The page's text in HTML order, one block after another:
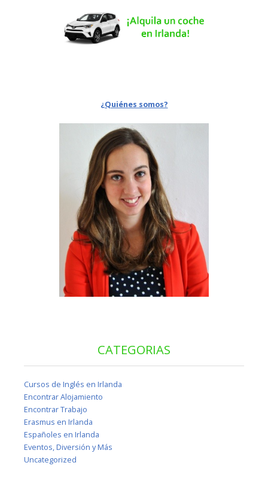
¿Quiénes somos?
CATEGORIAS
Cursos de Inglés en Irlanda
Encontrar Alojamiento
Encontrar Trabajo
Erasmus en Irlanda
Españoles en Irlanda
Eventos, Diversión y Más
Uncategorized